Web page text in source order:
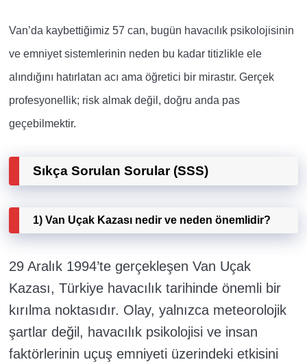
Van’da kaybettiğimiz 57 can, bugün havacılık psikolojisinin
ve emniyet sistemlerinin neden bu kadar titizlikle ele
alındığını hatırlatan acı ama öğretici bir mirastır. Gerçek
profesyonellik; risk almak değil, doğru anda pas
geçebilmektir.
Sıkça Sorulan Sorular (SSS)
1) Van Uçak Kazası nedir ve neden önemlidir?
29 Aralık 1994’te gerçekleşen Van Uçak
Kazası, Türkiye havacılık tarihinde önemli bir
kırılma noktasıdır. Olay, yalnızca meteorolojik
şartlar değil, havacılık psikolojisi ve insan
faktörlerinin uçuş emniyeti üzerindeki etkisini